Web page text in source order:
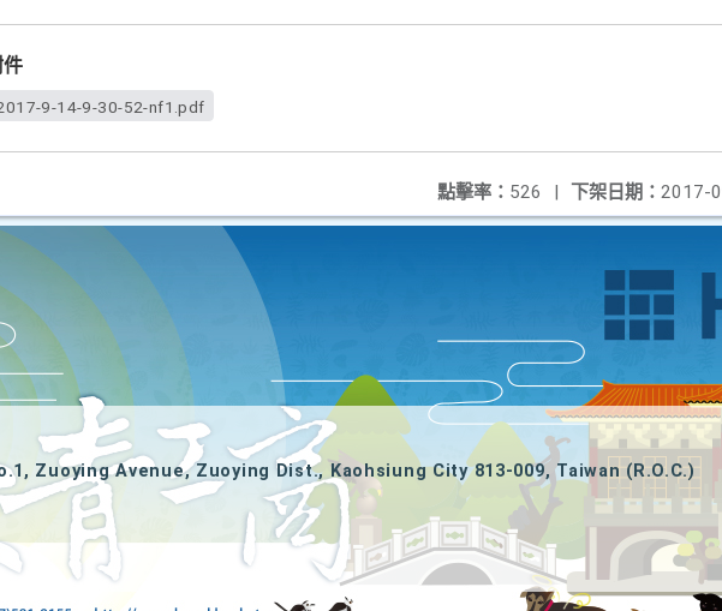
9-14-9-30-52-nf1.pdf
下架日期： 2017-
點擊率： 526 |
Zuoying Avenue, Zuoying Dist., Kaohsiung City 813-009, Taiwan (R.O.C.)